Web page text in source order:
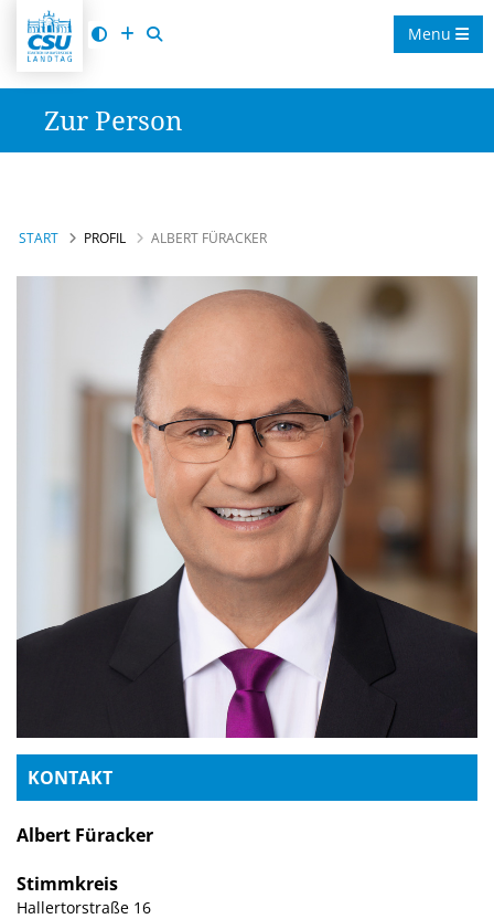
Menu
Zur Person
START PROFIL ALBERT FÜRACKER
KONTAKT
Albert Füracker
Stimmkreis
Hallertorstraße 16